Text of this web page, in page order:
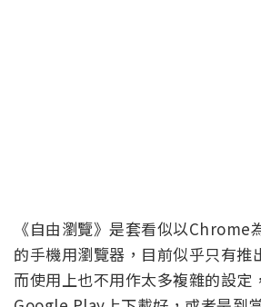
《自由瀏覽》是套看似以Chrome
的手機用瀏覽器，目前似乎只有推
而使用上也不用作太多複雜的設定